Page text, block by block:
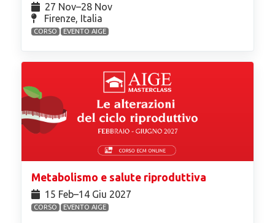
27 Nov⁠–28 Nov
Firenze, Italia
CORSO EVENTO AIGE
Metabolismo e salute riproduttiva
15 Feb⁠–14 Giu 2027
CORSO EVENTO AIGE